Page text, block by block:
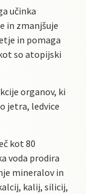
učinka
in zmanjšuje
in pomaga
so atopijski
organov, ki
jetra, ledvice
kot 80
voda prodira
mineralov in
kalij, silicij,